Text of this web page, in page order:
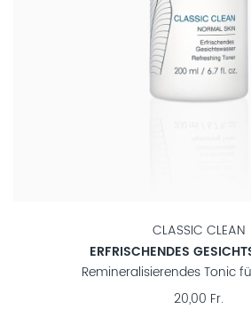
CLASSIC CLEAN
ERFRISCHENDES
Remineralisierendes Tonic
20,00 Fr.